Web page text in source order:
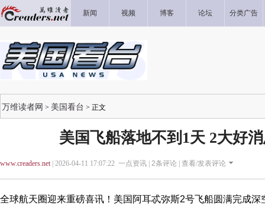
新闻 视频 博客 论坛 分类广告
万维读者网 > 美国看台 > 正文
美国飞船落地不到1天 2大好
www.creaders.net| 2026-04-11 17:07:22 一点资讯 | 2条评论 | 查看/发表评论
全球航天圈迎来重磅喜讯！美国阿耳忒弥斯2号飞船圆满完成